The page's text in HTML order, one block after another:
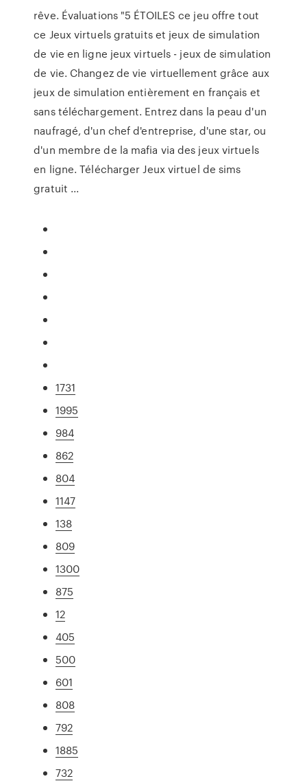
rêve. Évaluations "5 ÉTOILES ce jeu offre tout
ce Jeux virtuels gratuits et jeux de simulation
de vie en ligne jeux virtuels - jeux de simulation
de vie. Changez de vie virtuellement grâce aux
jeux de simulation entièrement en français et
sans téléchargement. Entrez dans la peau d'un
naufragé, d'un chef d'entreprise, d'une star, ou
d'un membre de la mafia via des jeux virtuels
en ligne. Télécharger Jeux virtuel de sims
gratuit ...
1731
1995
984
862
804
1147
138
809
1300
875
12
405
500
601
808
792
1885
732